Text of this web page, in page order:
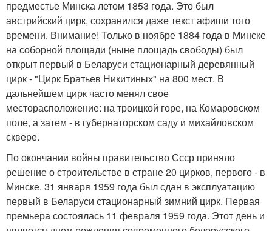
предместье Минска летом 1853 года. Это был
австрийский цирк, сохранился даже текст афиши того
времени. Внимание! Только в ноябре 1884 года в Минске
на соборной площади (ныне площадь свободы) был
открыт первый в Беларуси стационарный деревянный
цирк - "Цирк Братьев Никитиных" на 800 мест. В
дальнейшем цирк часто менял свое
месторасположение: на троицкой горе, на Комаровском
поле, а затем - в губернаторском саду и михайловском
сквере.
По окончании войны правительство Ссср приняло
решение о строительстве в стране 20 цирков, первого - в
Минске. 31 января 1959 года был сдан в эксплуатацию
первый в Беларуси стационарный зимний цирк. Первая
премьера состоялась 11 февраля 1959 года. Этот день и